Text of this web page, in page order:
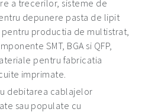
a trecerilor, sisteme de
depunere pasta de lipit
productia de multistrat,
SMT, BGA si QFP,
pentru fabricatia
imprimate.
debitarea cablajelor
sau populate cu